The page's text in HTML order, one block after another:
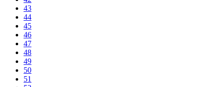
43
44
45
46
47
48
49
50
51